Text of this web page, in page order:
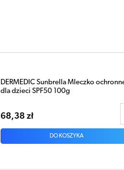
DERMEDIC Sunbrella SPF50+ Ultralekki
krem ochronny do skóry naczynkowej
40,54 zł
DO KOSZYKA